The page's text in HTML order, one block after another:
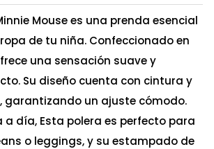
Mouse es una prenda esencial
de tu niña. Confeccionado en
una sensación suave y
Su diseño cuenta con cintura y
garantizando un ajuste cómodo.
a día, Esta polera es perfecto para
o leggings, y su estampado de